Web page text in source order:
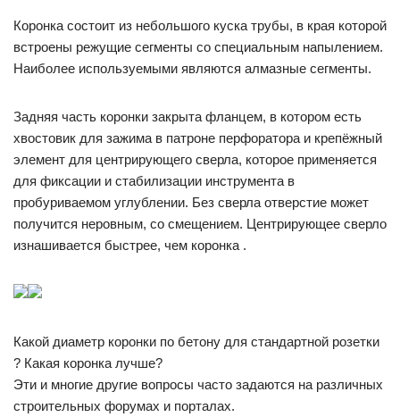
Коронка состоит из небольшого куска трубы, в края которой
встроены режущие сегменты со специальным напылением.
Наиболее используемыми являются алмазные сегменты.
Задняя часть коронки закрыта фланцем, в котором есть
хвостовик для зажима в патроне перфоратора и крепёжный
элемент для центрирующего сверла, которое применяется
для фиксации и стабилизации инструмента в
пробуриваемом углублении. Без сверла отверстие может
получится неровным, со смещением. Центрирующее сверло
изнашивается быстрее, чем коронка .
Какой диаметр коронки по бетону для стандартной розетки
? Какая коронка лучше?
Эти и многие другие вопросы часто задаются на различных
строительных форумах и порталах.